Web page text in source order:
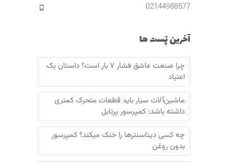
02144988577
آخرین پُست ها
چرا صنعت عاشق فشار ۷ بار است؟ داستان یک
اعتیاد
ماشین‌آلات سیار باید قطعات متحرک کمتری
داشته باشد: کمپرسور پرتابل
چه کسی دیتاسنترها را خنک میکند؟ کمپرسور
بدون روغن